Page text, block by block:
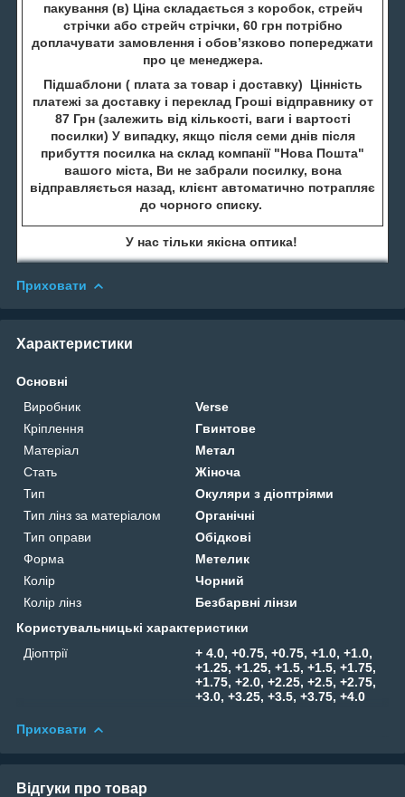
пакування (в) Ціна складається з коробок, стрейч
стрічки або стрейч стрічки, 60 грн потрібно
доплачувати замовлення і обов’язково попереджати
про це менеджера.
Підшаблони ( плата за товар і доставку) Цінність
платежі за доставку і переклад Гроші відправнику от
87 Грн (залежить від кількості, ваги і вартості
посилки) У випадку, якщо після семи днів після
прибуття посилка на склад компанії "Нова Пошта"
вашого міста, Ви не забрали посилку, вона
відправляється назад, клієнт автоматично потрапляє
до чорного списку.
У нас тільки якісна оптика!
Приховати
Характеристики
Основні
Виробник
Verse
Кріплення
Гвинтове
Матеріал
Метал
Стать
Жіноча
Тип
Окуляри з діоптріями
Тип лінз за матеріалом
Органічні
Тип оправи
Обідкові
Форма
Метелик
Колір
Чорний
Колір лінз
Безбарвні лінзи
Користувальницькі характеристики
Діоптрії
+ 4.0, +0.75, +0.75, +1.0, +1.0,
+1.25, +1.25, +1.5, +1.5, +1.75,
+1.75, +2.0, +2.25, +2.5, +2.75,
+3.0, +3.25, +3.5, +3.75, +4.0
Приховати
Відгуки про товар